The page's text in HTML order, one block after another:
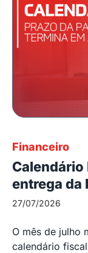
Financeiro
Calendário
entrega da
27/07/2026
O mês de julho
calendário